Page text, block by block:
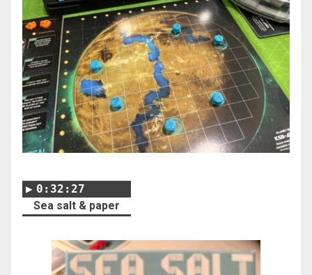
0:32:27
Sea salt & paper